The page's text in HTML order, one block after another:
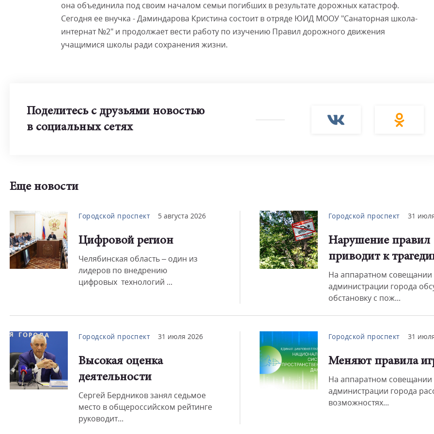
она объединила под своим началом семьи погибших в результате дорожных катастроф.
Сегодня ее внучка - Даминдарова Кристина состоит в отряде ЮИД МООУ "Санаторная школа-
интернат №2" и продолжает вести работу по изучению Правил дорожного движения
учащимися школы ради сохранения жизни.
Поделитесь с друзьями новостью
в социальных сетях
Еще новости
Городской проспект 5 августа 2026
Цифровой регион
Челябинская область – один из
лидеров по внедрению
цифровых технологий ...
Городской проспект 31
Нарушение правил
приводит к
На аппаратном совещании
администрации города
обстановку с пож...
Городской проспект 31 июля 2026
Высокая оценка
деятельности
Сергей Бердников занял седьмое
место в общероссийском рейтинге
руководит...
Городской проспект 31
Меняют правила
На аппаратном совещании
администрации города
возможностях...